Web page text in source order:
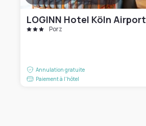
LOGINN Hotel Köln Airport
Porz
Annulation gratuite
Paiement à l'hôtel